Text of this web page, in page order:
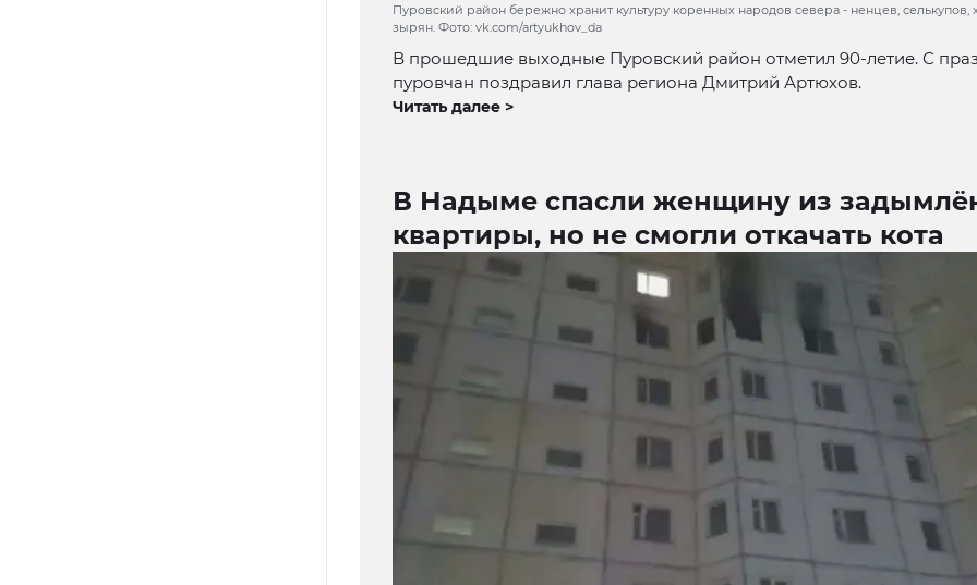
Пуровский район бережно хранит культуру коренных народов севера - ненцев, селькупов,
зырян. Фото: vk.com/artyukhov_da
В прошедшие выходные Пуровский район отметил 90-летие. С
пуровчан поздравил глава региона Дмитрий Артюхов.
Читать далее >
В Надыме спасли женщину из
квартиры, но не смогли откачать кота